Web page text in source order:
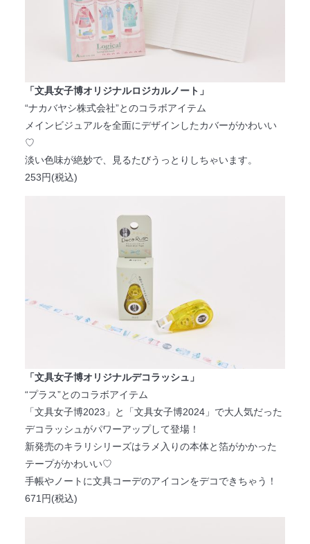
「文具女子博オリジナルロジカルノート」
“ナカバヤシ株式会社”とのコラボアイテム
メインビジュアルを全面にデザインしたカバーがかわいい
♡
淡い色味が絶妙で、見るたびうっとりしちゃいます。
253円(税込)
「文具女子博オリジナルデコラッシュ」
“プラス”とのコラボアイテム
「文具女子博2023」と「文具女子博2024」で大人気だった
デコラッシュがパワーアップして登場！
新発売のキラリシリーズはラメ入りの本体と箔がかかった
テープがかわいい♡
手帳やノートに文具コーデのアイコンをデコできちゃう！
671円(税込)